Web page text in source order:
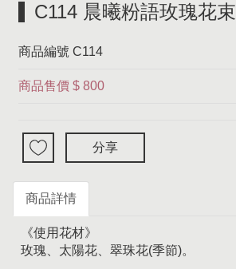
C114 晨曦粉語玫瑰花束
商品編號 C114
商品售價 $ 800
分享
商品詳情
《使用花材》
玫瑰、太陽花、翠珠花(季節)。